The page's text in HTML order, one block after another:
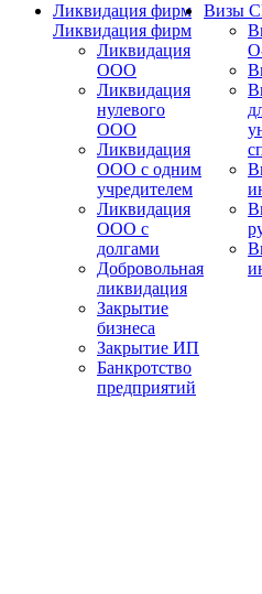
Ликвидация фирм
Ликвидация фирм
Ликвидация
ООО
Ликвидация
нулевого
ООО
Ликвидация
ООО с одним
учредителем
Ликвидация
ООО с
долгами
Добровольная
ликвидация
Закрытие
бизнеса
Закрытие ИП
Банкротство
предприятий
Визы